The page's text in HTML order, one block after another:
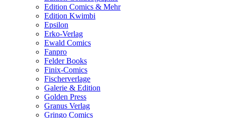
Edition Comics & Mehr
Edition Kwimbi
Epsilon
Erko-Verlag
Ewald Comics
Fanpro
Felder Books
Finix-Comics
Fischerverlage
Galerie & Edition
Golden Press
Granus Verlag
Gringo Comics